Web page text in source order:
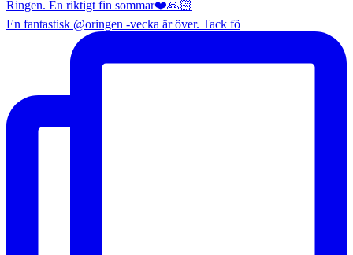
En fantastisk @oringen -vecka är över. Tack fö